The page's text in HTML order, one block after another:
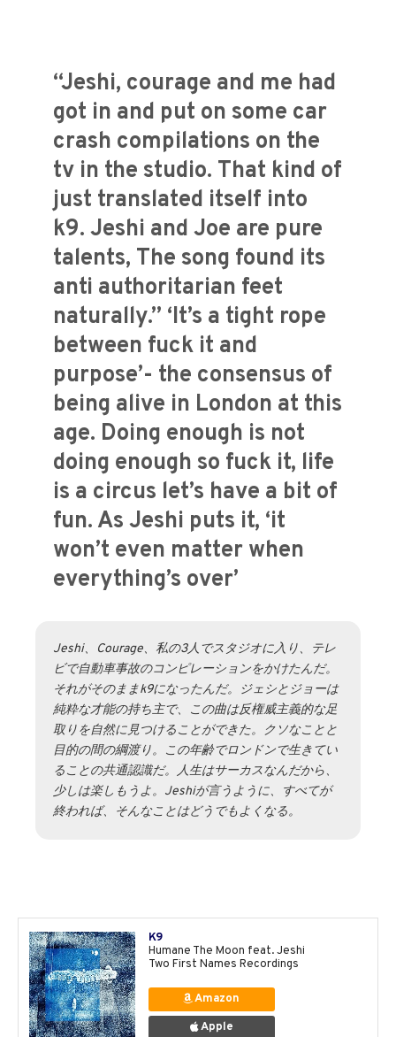
“Jeshi, courage and me had
got in and put on some car
crash compilations on the
tv in the studio. That kind of
just translated itself into
k9. Jeshi and Joe are pure
talents, The song found its
anti authoritarian feet
naturally.” ‘It’s a tight rope
between fuck it and
purpose’- the consensus of
being alive in London at this
age. Doing enough is not
doing enough so fuck it, life
is a circus let’s have a bit of
fun. As Jeshi puts it, ‘it
won’t even matter when
everything’s over’
Jeshi、Courage、私の3人でスタジオに入り、テレ
ビで自動車事故のコンピレーションをかけたんだ。
それがそのままk9になったんだ。ジェシとジョーは
純粋な才能の持ち主で、この曲は反権威主義的な足
取りを自然に見つけることができた。クソなことと
目的の間の綱渡り。この年齢でロンドンで生きてい
ることの共通認識だ。人生はサーカスなんだから、
少しは楽しもうよ。Jeshiが言うように、すべてが
終われば、そんなことはどうでもよくなる。
K9
Humane The Moon feat. Jeshi
Two First Names Recordings
Amazon
Apple